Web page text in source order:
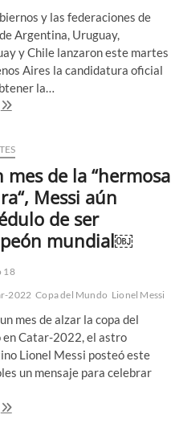
y las federaciones de
Argentina, Uruguay,
y Chile lanzaron este martes
Aires la candidatura oficial
la…
Mundial
mes de la “hermosa
Messi aún
de ser
mundial￼
18
2022 Copa del Mundo Lionel Messi
mes de alzar la copa del
en Catar-2022, el astro
Lionel Messi posteó este
un mensaje para celebrar